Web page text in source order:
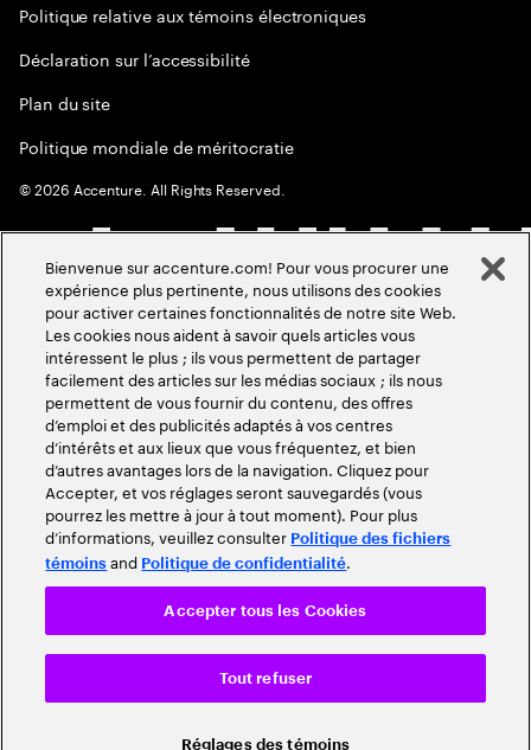
Politique relative aux témoins électroniques
Déclaration sur l’accessibilité
Plan du site
Politique mondiale de méritocratie
©2026 Accenture. All Rights Reserved.
Bienvenue sur accenture.com! Pour vous procurer une
expérience plus pertinente, nous utilisons des cookies
pour activer certaines fonctionnalités de notre site Web.
Les cookies nous aident à savoir quels articles vous
intéressent le plus ; ils vous permettent de partager
facilement des articles sur les médias sociaux ; ils nous
permettent de vous fournir du contenu, des offres
d’emploi et des publicités adaptés à vos centres
d’intérêts et aux lieux que vous fréquentez, et bien
d’autres avantages lors de la navigation. Cliquez pour
Accepter, et vos réglages seront sauvegardés (vous
pourrez les mettre à jour à tout moment). Pour plus
d’informations, veuillez consulter Politique des fichiers
témoins and Politique de confidentialité.
Réglages des témoins
Tout refuser
Accepter tous les Cookies